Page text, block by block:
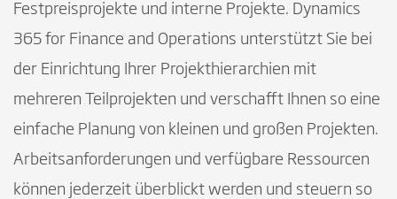
Festpreisprojekte und interne Projekte. Dynamics
365 for Finance and Operations unterstützt Sie bei
der Einrichtung Ihrer Projekthierarchien mit
mehreren Teilprojekten und verschafft Ihnen so eine
einfache Planung von kleinen und großen Projekten.
Arbeitsanforderungen und verfügbare Ressourcen
können jederzeit überblickt werden und steuern so